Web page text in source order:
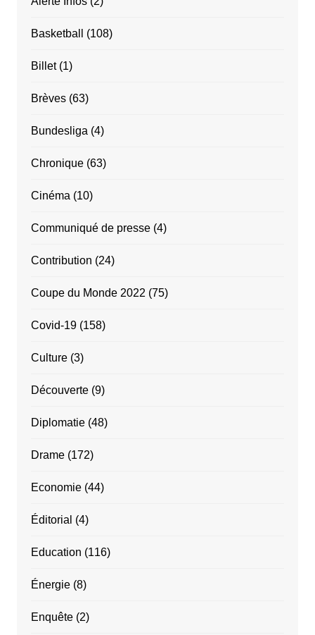
Basketball (108)
Billet(1)
Brèves(63)
Bundesliga (4)
Chronique(63)
Cinéma (10)
Communiqué de presse(4)
Contribution (24)
Coupe du Monde 2022 (75)
Covid-19(158)
Culture(3)
Découverte(9)
Diplomatie(48)
Drame(172)
Economie(44)
Éditorial (4)
Education (116)
Énergie(8)
Enquête(2)